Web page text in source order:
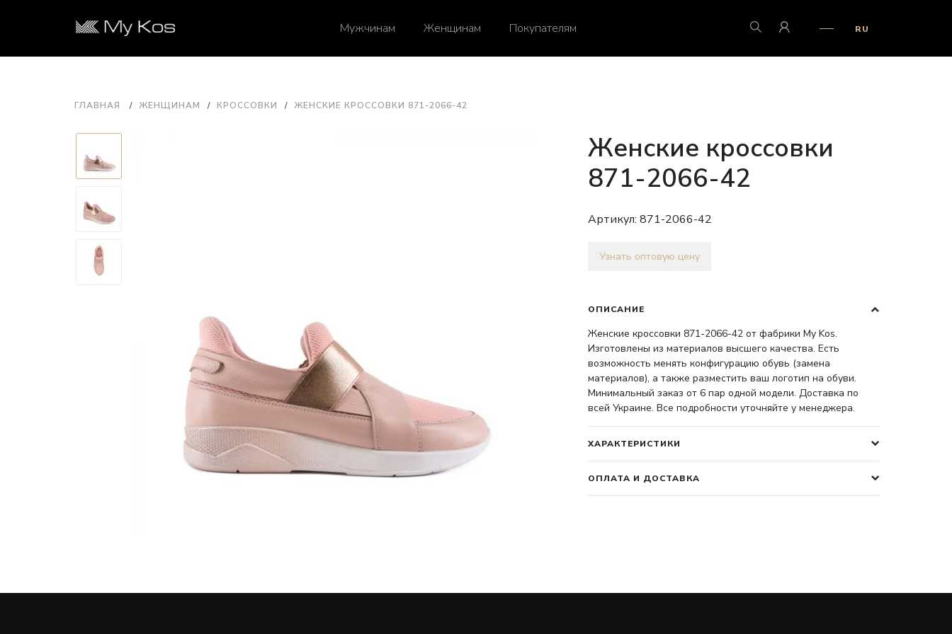
Мужчинам Женщинам Покупателям RU
ГЛАВНАЯ ЖЕНЩИНАМ КРОССОВКИ ЖЕНСКИЕ КРОССОВКИ 871-2066-42
Женские кроссовки
871-2066-42
Артикул: 871-2066-42
Узнать оптовую цену
ОПИСАНИЕ
Женские кроссовки 871-2066-42 от фабрики My Kos.
Изготовлены из материалов высшего качества. Есть
возможность менять конфигурацию обувь (замена
материалов), а также разместить ваш логотип на обуви.
Минимальный заказ от 6 пар одной модели. Доставка по
всей Украине. Все подробности уточняйте у менеджера.
ХАРАКТЕРИСТИКИ
ОПЛАТА И ДОСТАВКА